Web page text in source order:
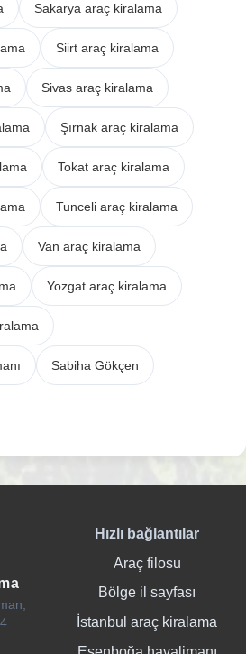
Sakarya araç kiralama
Siirt araç kiralama
Sivas araç kiralama
Şırnak araç kiralama
Tokat araç kiralama
Tunceli araç kiralama
Van araç kiralama
Yozgat araç kiralama
Sabiha Gökçen
Hızlı bağlantılar
Araç filosu
Bölge il sayfası
İstanbul araç kiralama